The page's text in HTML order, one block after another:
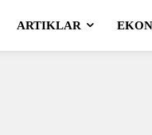
ARTIKLAR